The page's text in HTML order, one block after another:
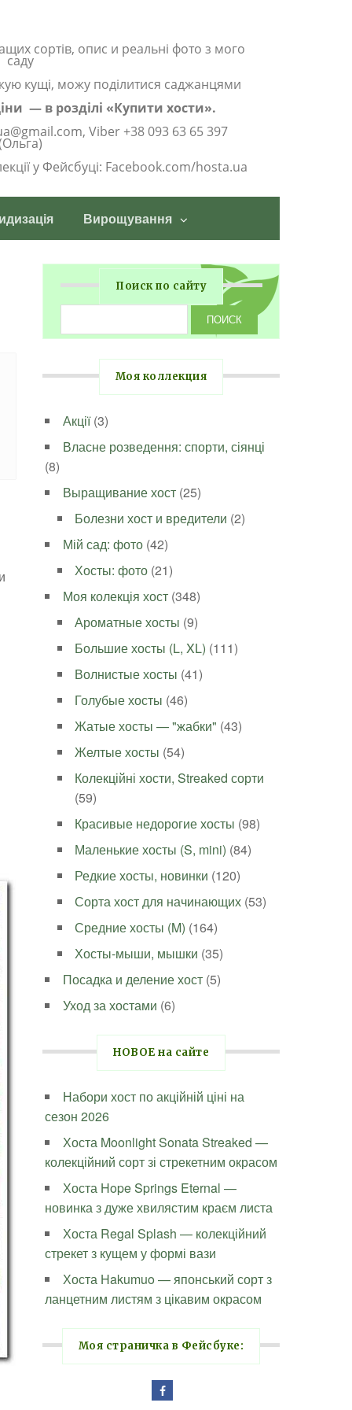
сортів, опис и реальні фото з мого
саду
кущі, можу поділитися саджанцями
— в розділі «Купити хости».
Viber +38 093 63 65 397
у Фейсбуці: Facebook.com/hosta.ua
Вирощування
Поиск по сайту
Моя коллекция
Акції(3)
Власне розведення: спорти, сіянці
(8)
Выращивание хост (25)
Болезни хост и вредители (2)
Мій сад: фото (42)
Хосты: фото (21)
Моя колекція хост (348)
Ароматные хосты (9)
Большие хосты (L, XL) (111)
Волнистые хосты (41)
Голубые хосты (46)
Жатые хосты — "жабки" (43)
Желтые хосты (54)
Колекційні хости, Streaked сорти
(59)
Красивые недорогие хосты (98)
Маленькие хосты (S, mini) (84)
Редкие хосты, новинки (120)
Сорта хост для начинающих (53)
Средние хосты (M) (164)
Хосты-мыши, мышки (35)
Посадка и деление хост (5)
Уход за хостами (6)
НОВОЕ на сайте
Набори хост по акційній ціні на
сезон 2026
Хоста Moonlight Sonata Streaked —
колекційний сорт зі стрекетним окрасом
Хоста Hope Springs Eternal —
новинка з дуже хвилястим краєм листа
Хоста Regal Splash — колекційний
стрекет з кущем у формі вази
Хоста Hakumuo — японський сорт з
ланцетним листям з цікавим окрасом
Моя страничка в Фейсбуке: